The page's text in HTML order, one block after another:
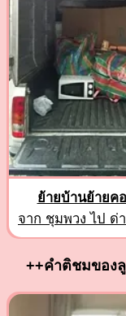
ย้ายบ้านย้ายค
จาก ชุมพวง ไป ด่
++คำติชมของ